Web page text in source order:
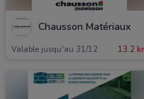
Chausson Matériaux
Valable jusqu'au 31/12 13.2